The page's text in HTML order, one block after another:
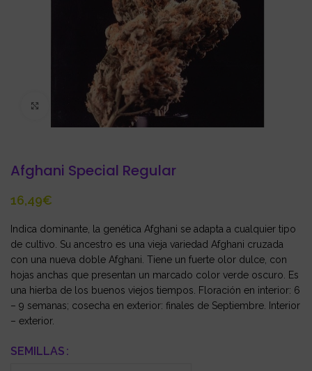
Click to enlarge
Afghani Special Regular
€
Indica dominante, la genética Afghani se adapta a cualquier tipo
de cultivo. Su ancestro es una vieja variedad Afghani cruzada
con una nueva doble Afghani. Tiene un fuerte olor dulce, con
hojas anchas que presentan un marcado color verde oscuro. Es
una hierba de los buenos viejos tiempos. Floración en interior: 6
– 9 semanas; cosecha en exterior: finales de Septiembre. Interior
– exterior.
SEMILLAS